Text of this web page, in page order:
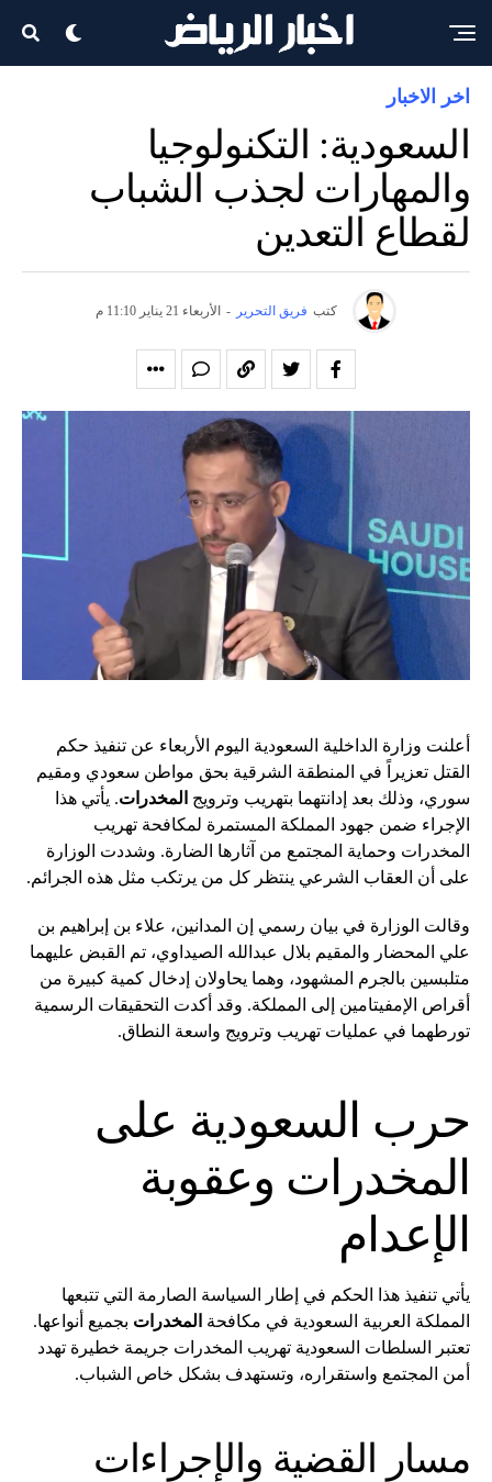
اخر الاخبار
السعودية: التكنولوجيا
والمهارات لجذب الشباب
لقطاع التعدين
كتب فريق التحرير - الأربعاء 21 يناير 11:10 م
أعلنت وزارة الداخلية السعودية اليوم الأربعاء عن تنفيذ حكم
القتل تعزيراً في المنطقة الشرقية بحق مواطن سعودي ومقيم
سوري، وذلك بعد إدانتهما بتهريب وترويج المخدرات. يأتي هذا
الإجراء ضمن جهود المملكة المستمرة لمكافحة تهريب
المخدرات وحماية المجتمع من آثارها الضارة. وشددت الوزارة
على أن العقاب الشرعي ينتظر كل من يرتكب مثل هذه الجرائم.
وقالت الوزارة في بيان رسمي إن المدانين، علاء بن إبراهيم بن
علي المحضار والمقيم بلال عبدالله الصيداوي، تم القبض عليهما
متلبسين بالجرم المشهود، وهما يحاولان إدخال كمية كبيرة من
أقراص الإمفيتامين إلى المملكة. وقد أكدت التحقيقات الرسمية
تورطهما في عمليات تهريب وترويج واسعة النطاق.
حرب السعودية على
المخدرات وعقوبة
الإعدام
يأتي تنفيذ هذا الحكم في إطار السياسة الصارمة التي تتبعها
المملكة العربية السعودية في مكافحة المخدرات بجميع أنواعها.
تعتبر السلطات السعودية تهريب المخدرات جريمة خطيرة تهدد
أمن المجتمع واستقراره، وتستهدف بشكل خاص الشباب.
مسار القضية والإجراءات